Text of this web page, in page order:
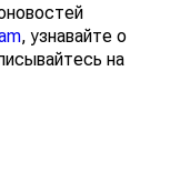
, узнавайте о
на